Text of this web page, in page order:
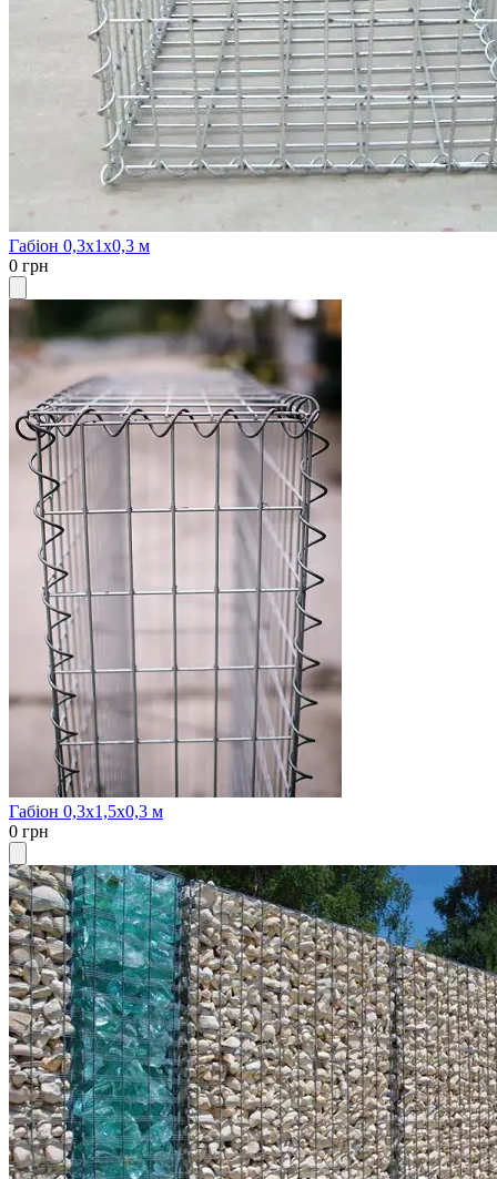
Габіон 0,3х1х0,3 м
0 грн
Габіон 0,3х1,5х0,3 м
0 грн